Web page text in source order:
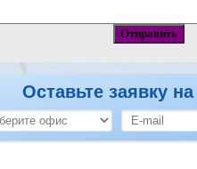
Оставьте заявку